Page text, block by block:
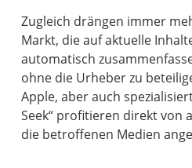
Zugleich drängen immer
Markt, die auf aktuelle
automatisch
ohne die Urheber zu
Apple, aber auch
Seek“ profitieren direkt von
die betroffenen Medien